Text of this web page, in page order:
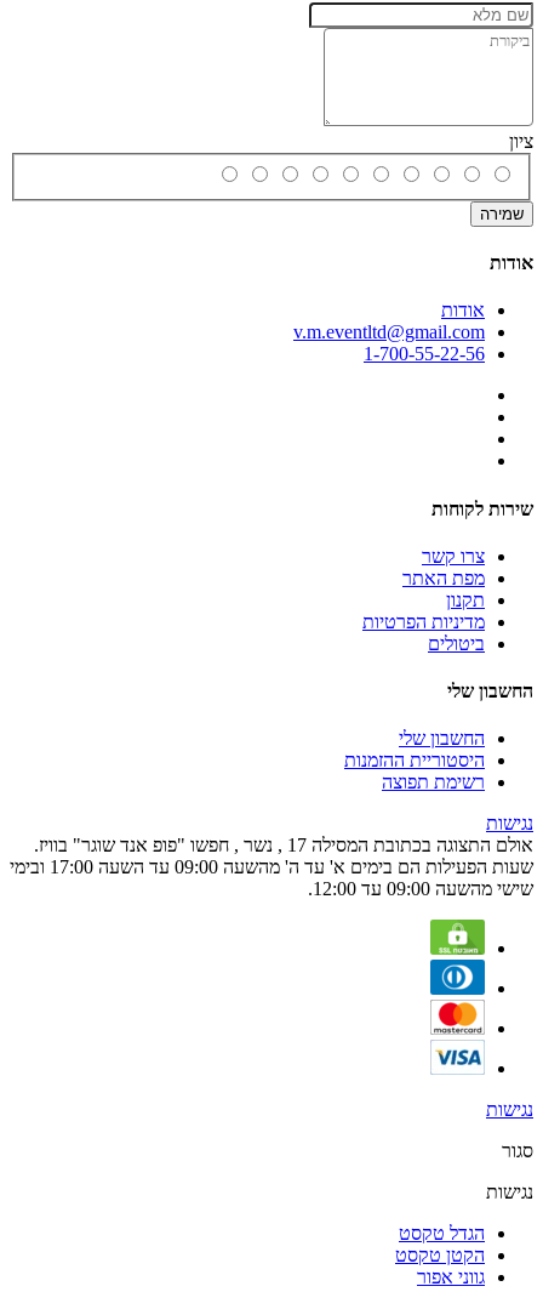
ציון
שמירה
אודות
אודות
v.m.eventltd@gmail.com
1-700-55-22-56
שירות לקוחות
צרו קשר
מפת האתר
תקנון
מדיניות הפרטיות
ביטולים
החשבון שלי
החשבון שלי
היסטוריית ההזמנות
רשימת תפוצה
נגישות
אולם התצוגה בכתובת המסילה 17 , נשר , חפשו "פופ אנד שוגר" בוויז.
שעות הפעילות הם בימים א' עד ה' מהשעה 09:00 עד השעה 17:00 ובימי
שישי מהשעה 09:00 עד 12:00.
נגישות
סגור
נגישות
הגדל טקסט
הקטן טקסט
גווני אפור